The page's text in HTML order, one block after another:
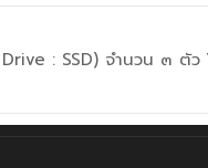
: SSD) จำนวน ๓ ตัว โ